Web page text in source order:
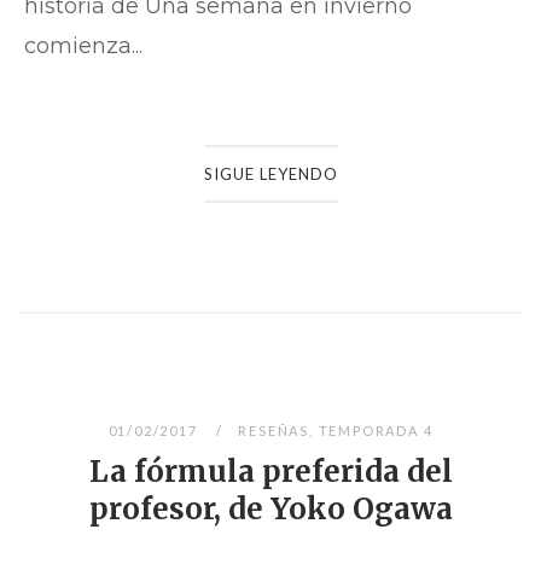
historia de Una semana en invierno
comienza...
SIGUE LEYENDO
01/02/2017 RESEÑAS TEMPORADA 4
La fórmula preferida del
profesor, de Yoko Ogawa